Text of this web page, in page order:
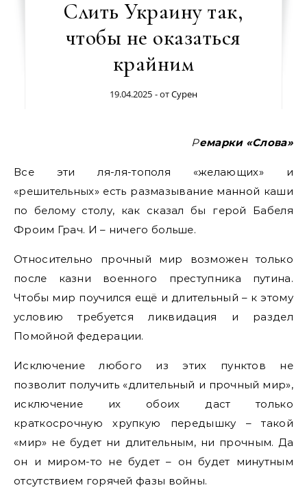
Слить Украину так,
чтобы не оказаться
крайним
19.04.2025 - отСурен
Ремарки «Слова»
Все эти ля-ля-тополя «желающих» и
«решительных» есть размазывание манной каши
по белому столу, как сказал бы герой Бабеля
Фроим Грач. И – ничего больше.
Относительно прочный мир возможен только
после казни военного преступника путина.
Чтобы мир поучился ещё и длительный – к этому
условию требуется ликвидация и раздел
Помойной федерации.
Исключение любого из этих пунктов не
позволит получить «длительный и прочный мир»,
исключение их обоих даст только
краткосрочную хрупкую передышку – такой
«мир» не будет ни длительным, ни прочным. Да
он и миром-то не будет – он будет минутным
отсутствием горячей фазы войны.